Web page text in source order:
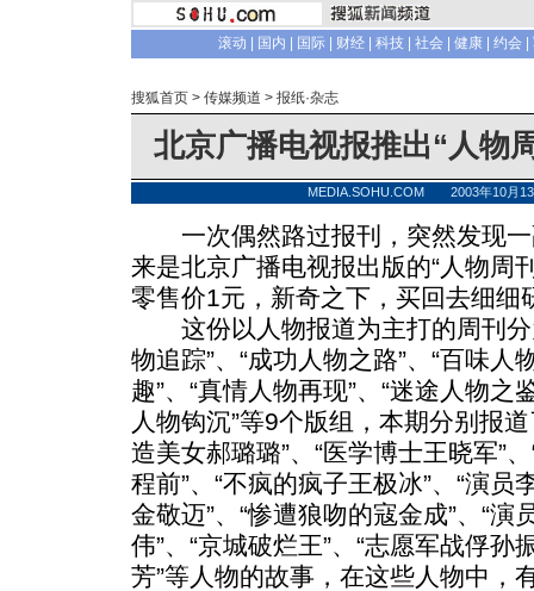
滚动 国内 国际 财经 科技 社会 健康 约会
搜狐首页 > 传媒频道 > 报纸·杂志
北京广播电视报推出“人物
MEDIA.SOHU.COM 2003年10月
一次偶然路过报刊，突然发现一
来是北京广播电视报出版的“人物周
零售价1元，新奇之下，买回去细细
这份以人物报道为主打的周刊分
物追踪”、“成功人物之路”、“百味人
趣”、“真情人物再现”、“迷途人物之
人物钩沉”等9个版组，本期分别报
造美女郝璐璐”、“医学博士王晓军”
程前”、“不疯的疯子王极冰”、“演员
金敬迈”、“惨遭狼吻的寇金成”、“演
伟”、“京城破烂王”、“志愿军战俘孙
芳”等人物的故事，在这些人物中，